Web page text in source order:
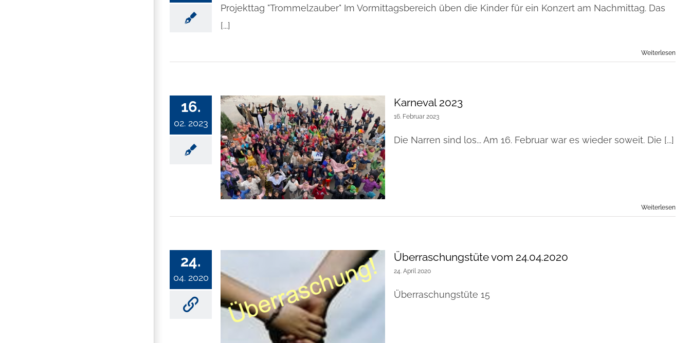
Projekttag "Trommelzauber" Im Vormittagsbereich üben die Kinder für ein Konzert am Nachmittag. Das
[...]
Weiterlesen
16.
02. 2023
Karneval 2023
16. Februar 2023
Die Narren sind los... Am 16. Februar war es wieder soweit. Die [...]
Weiterlesen
24.
04. 2020
Überraschungstüte vom 24.04.2020
24. April 2020
Überraschungstüte 15